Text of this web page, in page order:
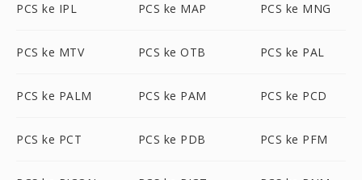
PCS ke IPL PCS ke MAP PCS ke MNG
PCS ke MTV PCS ke OTB PCS ke PAL
PCS ke PALM PCS ke PAM PCS ke PCD
PCS ke PCT PCS ke PDB PCS ke PFM